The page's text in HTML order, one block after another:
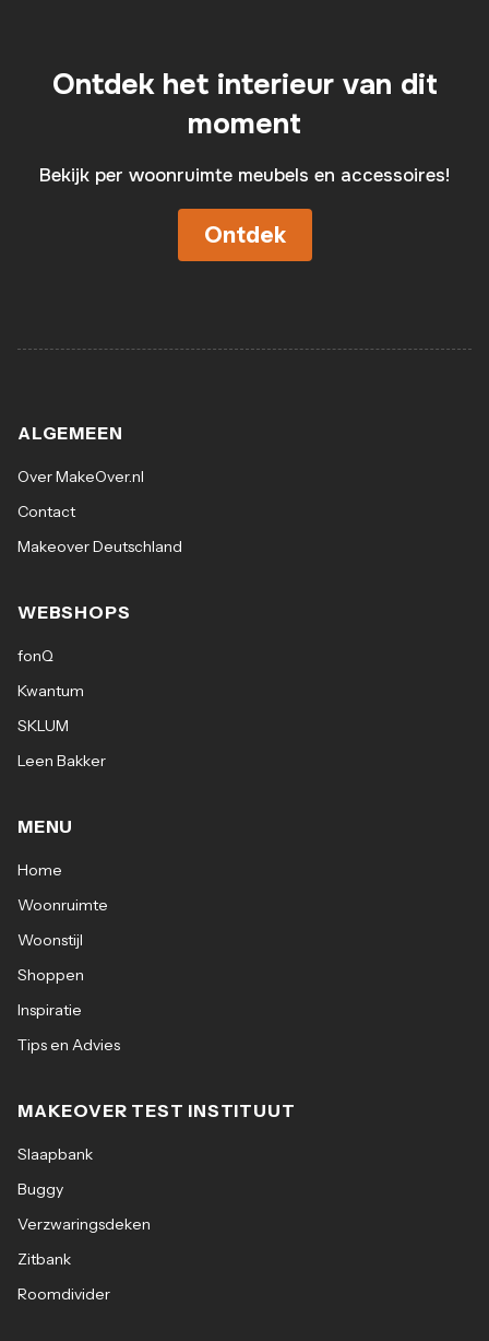
Ontdek het interieur van dit
moment
Bekijk per woonruimte meubels en accessoires!
Ontdek
ALGEMEEN
Over MakeOver.nl
Contact
Makeover Deutschland
WEBSHOPS
fonQ
Kwantum
SKLUM
Leen Bakker
MENU
Home
Woonruimte
Woonstijl
Shoppen
Inspiratie
Tips en Advies
MAKEOVER TEST INSTITUUT
Slaapbank
Buggy
Verzwaringsdeken
Zitbank
Roomdivider